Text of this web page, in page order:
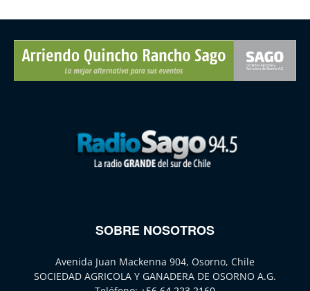
SOBRE NOSOTROS
Avenida Juan Mackenna 904, Osorno, Chile
SOCIEDAD AGRICOLA Y GANADERA DE OSORNO A.G.